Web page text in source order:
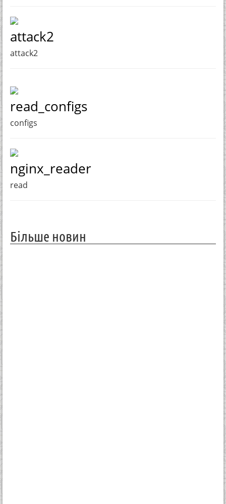
attack2
attack2
read_configs
configs
nginx_reader
read
Більше новин